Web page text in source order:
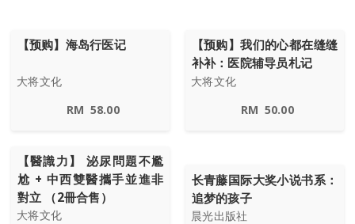
【预购】海岛行医记
大将文化
RM 58.00
【预购】我们的心都在缝缝
补补：医院辅导员札记
大将文化
RM 50.00
【醫識力】 泌尿問題不尷
尬 + 中西雙醫攜手並進非
對立 （2冊合售）
大将文化
长青藤国际大奖小说书系：
追梦的孩子
晨光出版社